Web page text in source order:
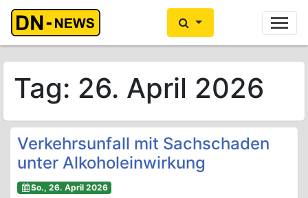
Ihre Anzeige hier? Jetzt informieren
Tag: 26. April 2026
Verkehrsunfall mit Sachschaden
unter Alkoholeinwirkung
So., 26. April 2026